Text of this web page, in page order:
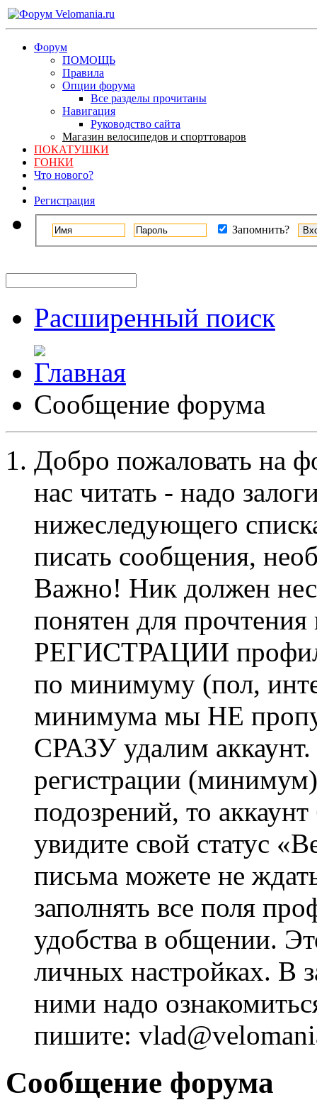
Форум
ПОМОЩЬ
Правила
Опции форума
Все разделы прочитаны
Навигация
Руководство сайта
Магазин велосипедов и спорттоваров
ПОКАТУШКИ
ГОНКИ
Что нового?
Регистрация
Запомнить?
Расширенный поиск
Сообщение форума
Добро пожаловать на
нас читать - надо
нижеследующего
писать сообщения,
Важно! Ник должен
понятен для
РЕГИСТРАЦИИ профиль
по минимуму (пол,
минимума мы НЕ
СРАЗУ удалим
регистрации
подозрений, то
увидите свой статус
письма можете не
заполнять все поля
удобства в общении.
личных настройках. В
ними надо
пишите:
Сообщение форума